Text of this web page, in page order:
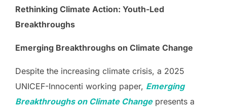
Rethinking Climate Action: Youth-Led
Breakthroughs
Emerging Breakthroughs on Climate Change
Despite the increasing climate crisis, a 2025
UNICEF-Innocenti working paper, Emerging
Breakthroughs on Climate Changepresents a